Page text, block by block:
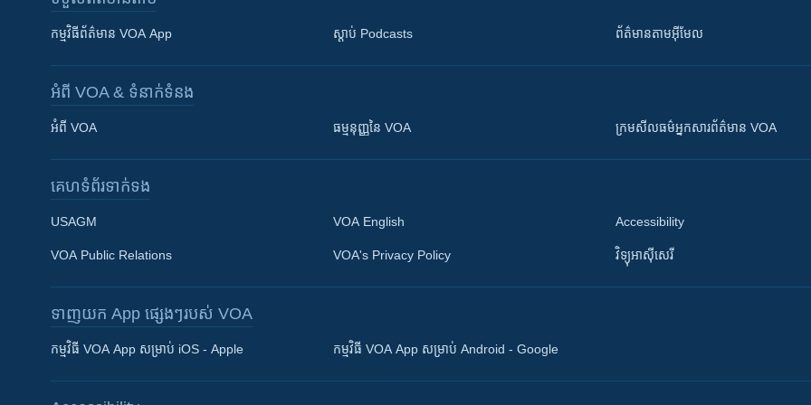
Khmer English
កម្មវិធី​ព័ត៌មាន VOA App ស្តាប់ Podcasts ព័ត៌មាន​តាម​អ៊ីមែល
អំពី​ VOA & ទំនាក់ទំនង
អំពី​ VOA ធម្មនុញ្ញ​នៃ VOA ក្រម​​​សីលធម៌​​​អ្នក​​​សារព័ត៌មាន VOA
គេហទំព័រ​​ទាក់ទង
USAGM
VOA Public Relations
VOA English
VOA's Privacy Policy
Accessibility
វិទ្យុ​អាស៊ី​សេរី
ទាញយក​ App ផ្សេងៗ​របស់​ VOA
កម្មវិធី​ VOA App សម្រាប់ iOS - Apple កម្មវិធី​ VOA App សម្រាប់ Android - Google